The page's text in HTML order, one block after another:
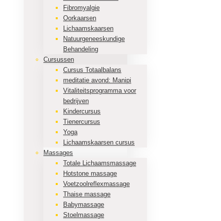
Fibromyalgie
Oorkaarsen
Lichaamskaarsen
Natuurgeneeskundige
Behandeling
Cursussen
Cursus Totaalbalans
meditatie avond: Manipi
Vitaliteitsprogramma voor
bedrijven
Kindercursus
Tienercursus
Yoga
Lichaamskaarsen cursus
Massages
Totale Lichaamsmassage
Hotstone massage
Voetzoolreflexmassage
Thaise massage
Babymassage
Stoelmassage